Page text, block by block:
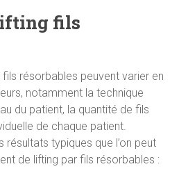
fils
résorbables peuvent varier en
notamment la technique
du patient, la quantité de fils
de chaque patient.
résultats typiques que l’on peut
de lifting par fils résorbables :